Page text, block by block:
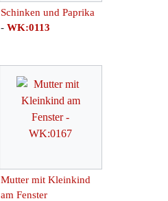
Schinken und Paprika
- WK:0113
Mutter mit Kleinkind
am Fenster